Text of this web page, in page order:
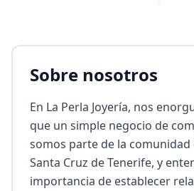
Sobre nosotros
En La Perla Joyería, nos
que un simple negocio de
somos parte de la comunidad
Santa Cruz de Tenerife, y
importancia de establecer